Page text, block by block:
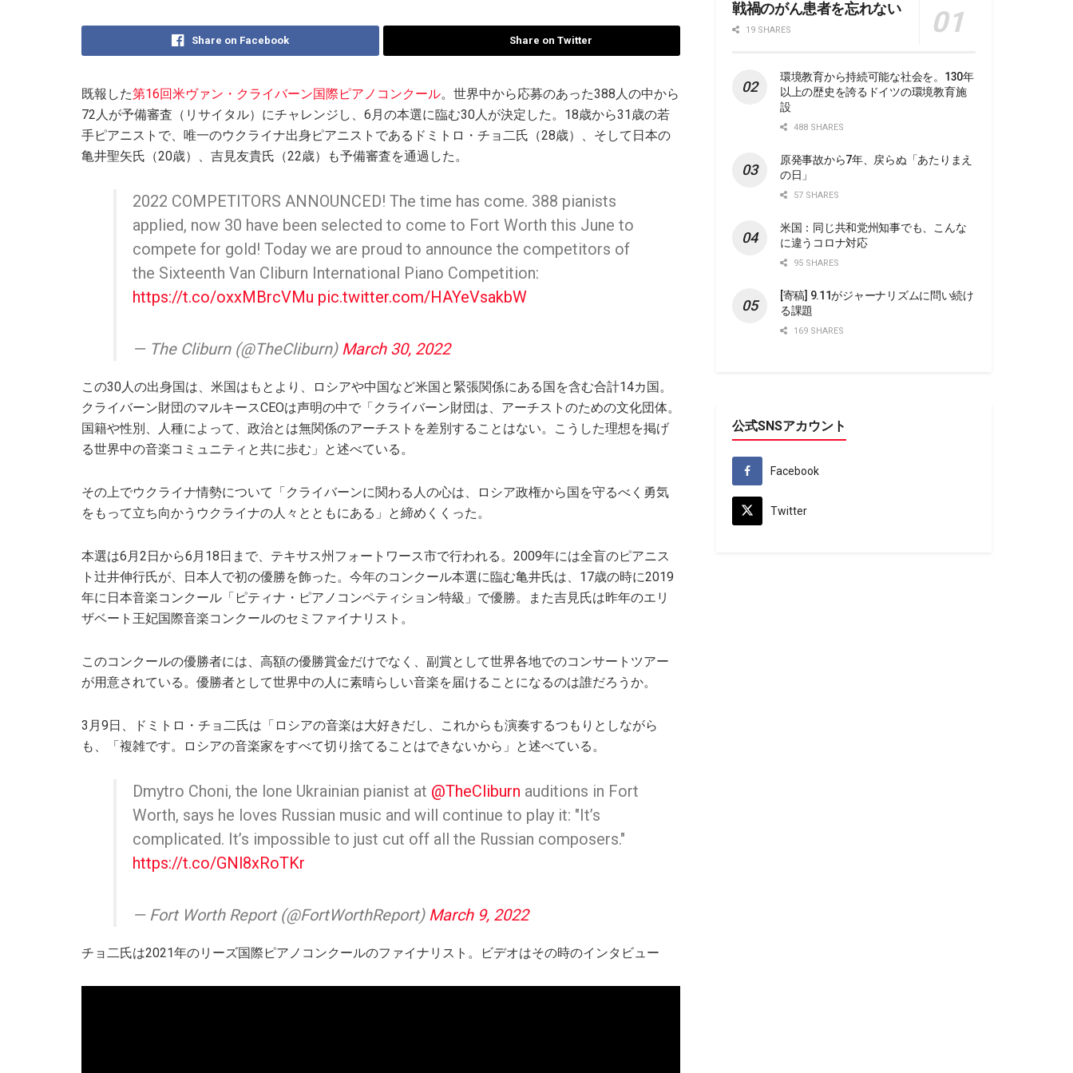
Share on Facebook Share on Twitter
既報した第16回米ヴァン・クライバーン国際ピアノコンクール。世界中から応募のあった388人の中から
72人が予備審査（リサイタル）にチャレンジし、6月の本選に臨む30人が決定した。18歳から31歳の若
手ピアニストで、唯一のウクライナ出身ピアニストであるドミトロ・チョ二氏（28歳）、そして日本の
亀井聖矢氏（20歳）、吉見友貴氏（22歳）も予備審査を通過した。
2022 COMPETITORS ANNOUNCED! The time has come. 388 pianists
applied, now 30 have been selected to come to Fort Worth this June to
compete for gold! Today we are proud to announce the competitors of
the Sixteenth Van Cliburn International Piano Competition:
https://t.co/oxxMBrcVMu pic.twitter.com/HAYeVsakbW
— The Cliburn (@TheCliburn) March 30, 2022
この30人の出身国は、米国はもとより、ロシアや中国など米国と緊張関係にある国を含む合計14カ国。
クライバーン財団のマルキースCEOは声明の中で「クライバーン財団は、アーチストのための文化団体。
国籍や性別、人種によって、政治とは無関係のアーチストを差別することはない。こうした理想を掲げ
る世界中の音楽コミュニティと共に歩む」と述べている。
その上でウクライナ情勢について「クライバーンに関わる人の心は、ロシア政権から国を守るべく勇気
をもって立ち向かうウクライナの人々とともにある」と締めくくった。
本選は6月2日から6月18日まで、テキサス州フォートワース市で行われる。2009年には全盲のピアニス
ト辻井伸行氏が、日本人で初の優勝を飾った。今年のコンクール本選に臨む亀井氏は、17歳の時に2019
年に日本音楽コンクール「ピティナ・ピアノコンペティション特級」で優勝。また吉見氏は昨年のエリ
ザベート王妃国際音楽コンクールのセミファイナリスト。
このコンクールの優勝者には、高額の優勝賞金だけでなく、副賞として世界各地でのコンサートツアー
が用意されている。優勝者として世界中の人に素晴らしい音楽を届けることになるのは誰だろうか。
3月9日、ドミトロ・チョ二氏は「ロシアの音楽は大好きだし、これからも演奏するつもりとしながら
も、「複雑です。ロシアの音楽家をすべて切り捨てることはできないから」と述べている。
Dmytro Choni, the lone Ukrainian pianist at @TheCliburn auditions in Fort
Worth, says he loves Russian music and will continue to play it: "It’s
complicated. It’s impossible to just cut off all the Russian composers."
https://t.co/GNl8xRoTKr
— Fort Worth Report (@FortWorthReport) March 9, 2022
チョ二氏は2021年のリーズ国際ピアノコンクールのファイナリスト。ビデオはその時のインタビュー
戦禍のがん患者を忘れない
19 SHARES
環境教育から持続可能な社会を。130年
以上の歴史を誇るドイツの環境教育施
設
488 SHARES
原発事故から7年、戻らぬ「あたりまえ
の日」
57 SHARES
米国：同じ共和党州知事でも、こんな
に違うコロナ対応
95 SHARES
[寄稿] 9.11がジャーナリズムに問い続け
る課題
169 SHARES
公式SNSアカウント
Facebook
Twitter